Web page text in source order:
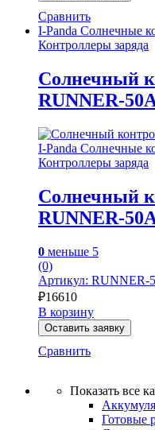
Сравнить
I-Panda Солнечные
Контроллеры заряда
Солнечный
RUNNER-
I-Panda Солнечные
Контроллеры заряда
Солнечный
RUNNER-
0 меньше 5
(0)
Артикул: RUNNER-
₽16610
В корзину
Оставить заявку
Сравнить
Показать все
Готовые